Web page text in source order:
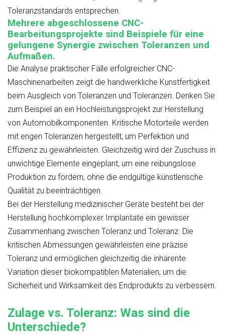
Toleranzstandards entsprechen.
Mehrere abgeschlossene CNC-
Bearbeitungsprojekte sind Beispiele für eine
gelungene Synergie zwischen Toleranzen und
Aufmaßen.
Die Analyse praktischer Fälle erfolgreicher CNC-
Maschinenarbeiten zeigt die handwerkliche Kunstfertigkeit
beim Ausgleich von Toleranzen und Toleranzen. Denken Sie
zum Beispiel an ein Hochleistungsprojekt zur Herstellung
von Automobilkomponenten. Kritische Motorteile werden
mit engen Toleranzen hergestellt, um Perfektion und
Effizienz zu gewährleisten. Gleichzeitig wird der Zuschuss in
unwichtige Elemente eingeplant, um eine reibungslose
Produktion zu fördern, ohne die endgültige künstlerische
Qualität zu beeinträchtigen.
Bei der Herstellung medizinischer Geräte besteht bei der
Herstellung hochkomplexer Implantate ein gewisser
Zusammenhang zwischen Toleranz und Toleranz. Die
kritischen Abmessungen gewährleisten eine präzise
Toleranz und ermöglichen gleichzeitig die inhärente
Variation dieser biokompatiblen Materialien, um die
Sicherheit und Wirksamkeit des Endprodukts zu verbessern.
Zulage vs. Toleranz: Was sind die
Unterschiede?